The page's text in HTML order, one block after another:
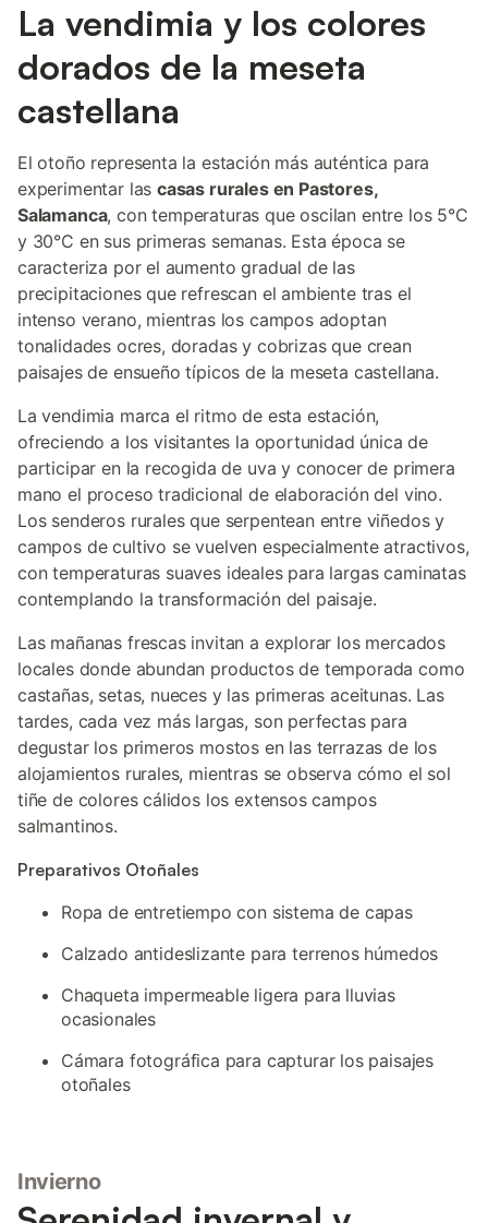
La vendimia y los colores
dorados de la meseta
castellana
El otoño representa la estación más auténtica para
experimentar lascasas rurales en Pastores,
Salamanca, con temperaturas que oscilan entre los 5°C
y 30°C en sus primeras semanas. Esta época se
caracteriza por el aumento gradual de las
precipitaciones que refrescan el ambiente tras el
intenso verano, mientras los campos adoptan
tonalidades ocres, doradas y cobrizas que crean
paisajes de ensueño típicos de la meseta castellana.
La vendimia marca el ritmo de esta estación,
ofreciendo a los visitantes la oportunidad única de
participar en la recogida de uva y conocer de primera
mano el proceso tradicional de elaboración del vino.
Los senderos rurales que serpentean entre viñedos y
campos de cultivo se vuelven especialmente atractivos,
con temperaturas suaves ideales para largas caminatas
contemplando la transformación del paisaje.
Las mañanas frescas invitan a explorar los mercados
locales donde abundan productos de temporada como
castañas, setas, nueces y las primeras aceitunas. Las
tardes, cada vez más largas, son perfectas para
degustar los primeros mostos en las terrazas de los
alojamientos rurales, mientras se observa cómo el sol
tiñe de colores cálidos los extensos campos
salmantinos.
Preparativos Otoñales
Ropa de entretiempo con sistema de capas
Calzado antideslizante para terrenos húmedos
Chaqueta impermeable ligera para lluvias
ocasionales
Cámara fotográfica para capturar los paisajes
otoñales
Invierno